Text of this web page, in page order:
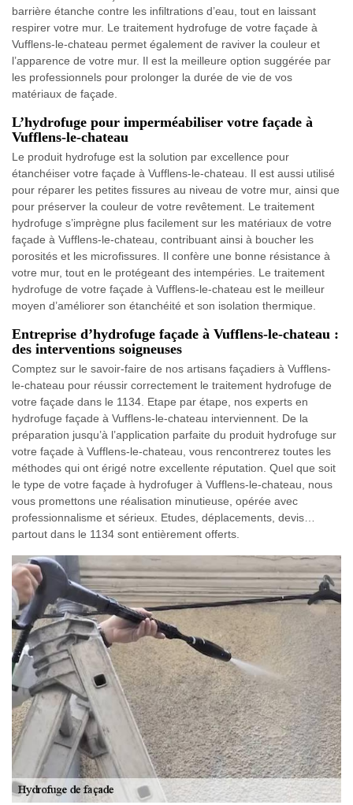
barrière étanche contre les infiltrations d’eau, tout en laissant
respirer votre mur. Le traitement hydrofuge de votre façade à
Vufflens-le-chateau permet également de raviver la couleur et
l’apparence de votre mur. Il est la meilleure option suggérée par
les professionnels pour prolonger la durée de vie de vos
matériaux de façade.
L’hydrofuge pour imperméabiliser votre façade à
Vufflens-le-chateau
Le produit hydrofuge est la solution par excellence pour
étanchéiser votre façade à Vufflens-le-chateau. Il est aussi utilisé
pour réparer les petites fissures au niveau de votre mur, ainsi que
pour préserver la couleur de votre revêtement. Le traitement
hydrofuge s’imprègne plus facilement sur les matériaux de votre
façade à Vufflens-le-chateau, contribuant ainsi à boucher les
porosités et les microfissures. Il confère une bonne résistance à
votre mur, tout en le protégeant des intempéries. Le traitement
hydrofuge de votre façade à Vufflens-le-chateau est le meilleur
moyen d’améliorer son étanchéité et son isolation thermique.
Entreprise d’hydrofuge façade à Vufflens-le-chateau :
des interventions soigneuses
Comptez sur le savoir-faire de nos artisans façadiers à Vufflens-
le-chateau pour réussir correctement le traitement hydrofuge de
votre façade dans le 1134. Etape par étape, nos experts en
hydrofuge façade à Vufflens-le-chateau interviennent. De la
préparation jusqu’à l’application parfaite du produit hydrofuge sur
votre façade à Vufflens-le-chateau, vous rencontrerez toutes les
méthodes qui ont érigé notre excellente réputation. Quel que soit
le type de votre façade à hydrofuger à Vufflens-le-chateau, nous
vous promettons une réalisation minutieuse, opérée avec
professionnalisme et sérieux. Etudes, déplacements, devis…
partout dans le 1134 sont entièrement offerts.